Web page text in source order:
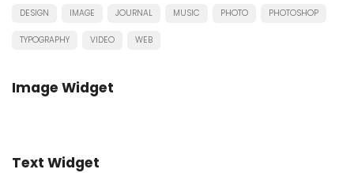
DESIGN IMAGE JOURNAL MUSIC PHOTO PHOTOSHOP
TYPOGRAPHY VIDEO WEB
Image Widget
Text Widget